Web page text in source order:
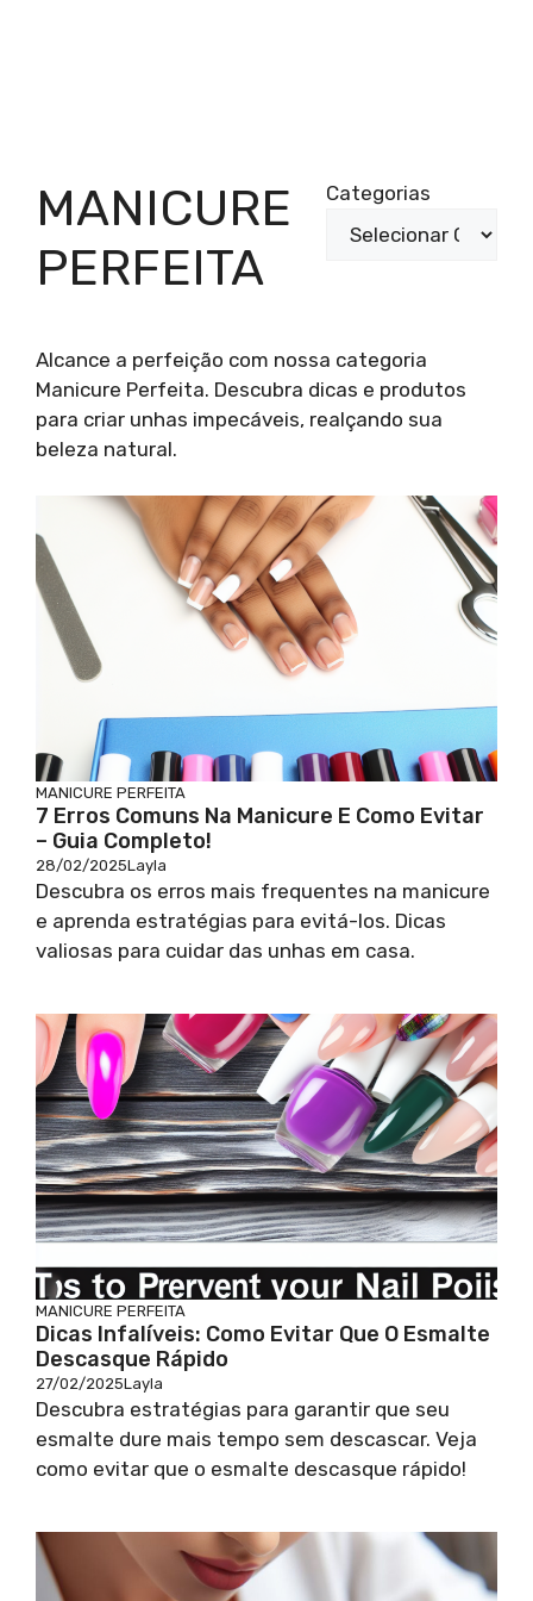
MANICURE
PERFEITA
Categorias
Alcance a perfeição com nossa categoria
Manicure Perfeita. Descubra dicas e produtos
para criar unhas impecáveis, realçando sua
beleza natural.
MANICURE PERFEITA
7 Erros Comuns Na Manicure E Como Evitar
– Guia Completo!
28/02/2025Layla
Descubra os erros mais frequentes na manicure
e aprenda estratégias para evitá-los. Dicas
valiosas para cuidar das unhas em casa.
MANICURE PERFEITA
Dicas Infalíveis: Como Evitar Que O Esmalte
Descasque Rápido
27/02/2025Layla
Descubra estratégias para garantir que seu
esmalte dure mais tempo sem descascar. Veja
como evitar que o esmalte descasque rápido!